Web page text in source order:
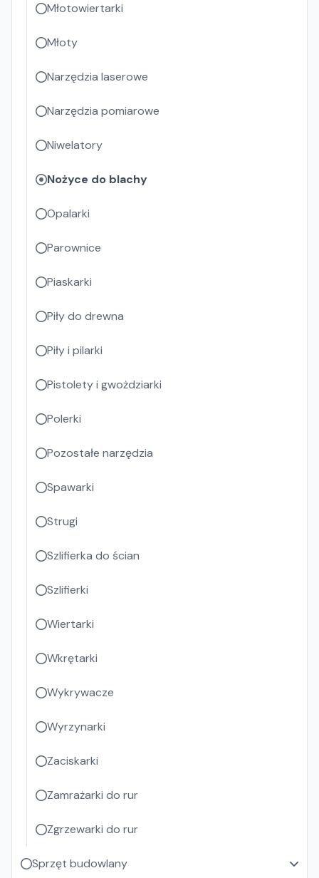
Młotowiertarki
Młoty
Narzędzia laserowe
Narzędzia pomiarowe
Niwelatory
Nożyce do blachy
Opalarki
Parownice
Piaskarki
Piły do drewna
Piły i pilarki
Pistolety i gwożdziarki
Polerki
Pozostałe narzędzia
Spawarki
Strugi
Szlifierka do ścian
Szlifierki
Wiertarki
Wkrętarki
Wykrywacze
Wyrzynarki
Zaciskarki
Zamrażarki do rur
Zgrzewarki do rur
Sprzęt budowlany